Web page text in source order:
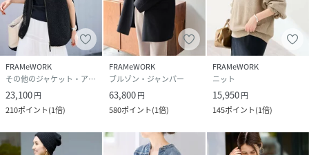
します。
※照明の関係により、実際よりも色味が違って見える場合が
あります。
またパソコン・スマートフォンなどの環境により、若干製品
と画像のカラーが異なる場合もございます。
予めご了承の上ご注文ください。
※商品の色味は、商品アップ画像をご参照ください。
FRAMeWORK
その他のジャケット・アウター
23,100円
210ポイント(1倍)
FRAMeWORK
ブルゾン・ジャンパー
63,800円
580ポイント(1倍)
FRAMeWORK
ニット
15,950円
145ポイント(1倍)